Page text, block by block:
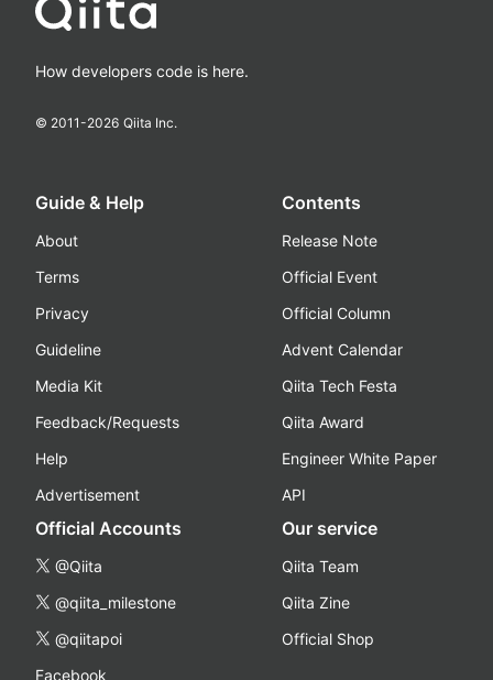
How developers code is here.
© 2011-2026 Qiita Inc.
Guide & Help
About
Terms
Privacy
Guideline
Media Kit
Feedback/Requests
Help
Advertisement
Contents
Release Note
Official Event
Official Column
Advent Calendar
Qiita Tech Festa
Qiita Award
Engineer White Paper
API
Official Accounts
@Qiita
@qiita_milestone
@qiitapoi
Facebook
Our service
Qiita Team
Qiita Zine
Official Shop